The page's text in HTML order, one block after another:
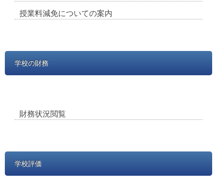
授業料減免についての案内
学校の財務
財務状況閲覧
学校評価